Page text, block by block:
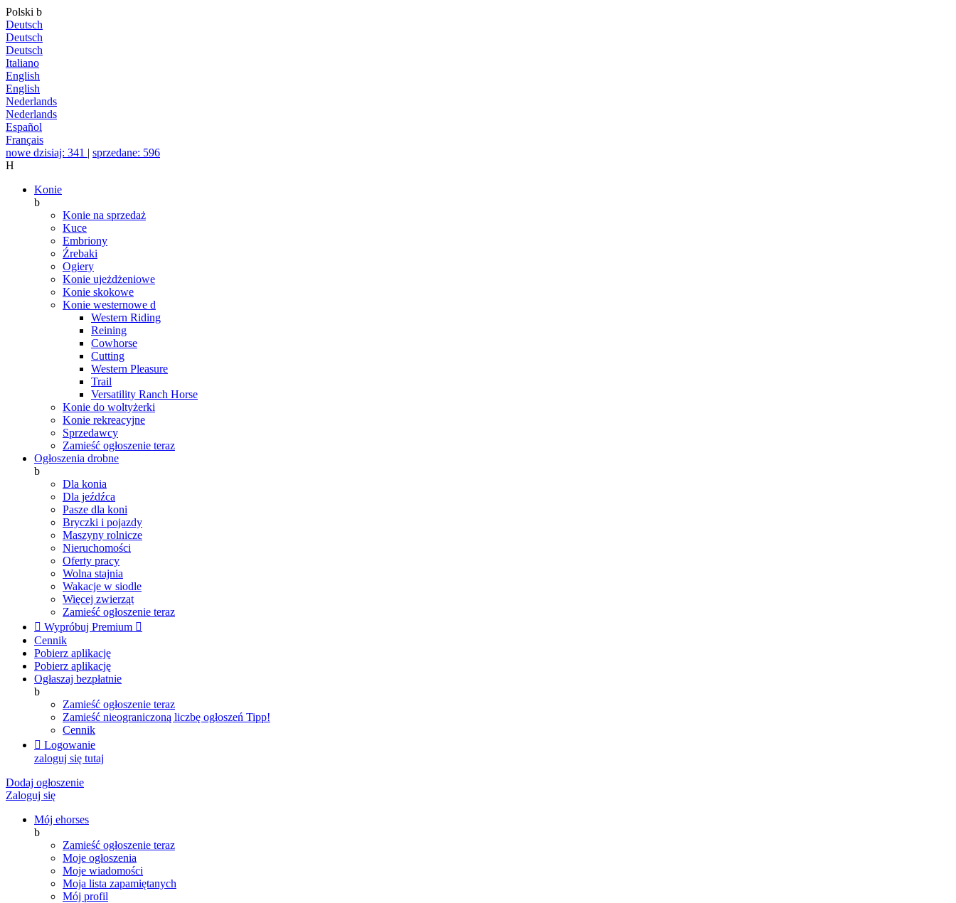
Polski b
Deutsch
Deutsch
Deutsch
Italiano
English
English
Nederlands
Nederlands
Español
Français
nowe dzisiaj: 341 | sprzedane: 596
H
Konie
b
Konie na sprzedaż
Kuce
Embriony
Źrebaki
Ogiery
Konie ujeżdżeniowe
Konie skokowe
Konie westernowe d
Western Riding
Reining
Cowhorse
Cutting
Western Pleasure
Trail
Versatility Ranch Horse
Konie do woltyżerki
Konie rekreacyjne
Sprzedawcy
Zamieść ogłoszenie teraz
Ogłoszenia drobne
b
Dla konia
Dla jeźdźca
Pasze dla koni
Bryczki i pojazdy
Maszyny rolnicze
Nieruchomości
Oferty pracy
Wolna stajnia
Wakacje w siodle
Więcej zwierząt
Zamieść ogłoszenie teraz
 Wypróbuj Premium 
Cennik
Pobierz aplikację
Pobierz aplikację
Ogłaszaj bezpłatnie
b
Zamieść ogłoszenie teraz
Zamieść nieograniczoną liczbę ogłoszeń Tipp!
Cennik
 Logowanie
zaloguj się tutaj
Dodaj ogłoszenie
Zaloguj się
Mój ehorses
b
Zamieść ogłoszenie teraz
Moje ogłoszenia
Moje wiadomości
Moja lista zapamiętanych
Mój profil